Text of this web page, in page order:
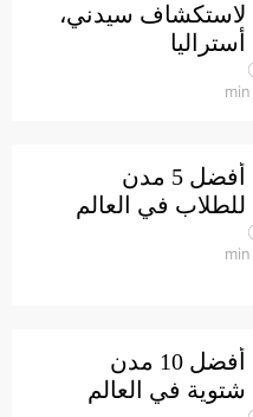
لاستكشاف سيدني،
أستراليا
min
أفضل 5 مدن
للطلاب في العالم
min
أفضل 10 مدن
شتوية في العالم